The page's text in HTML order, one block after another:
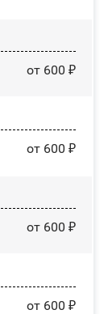
от 600 ₽
от 600 ₽
от 600 ₽
от 600 ₽